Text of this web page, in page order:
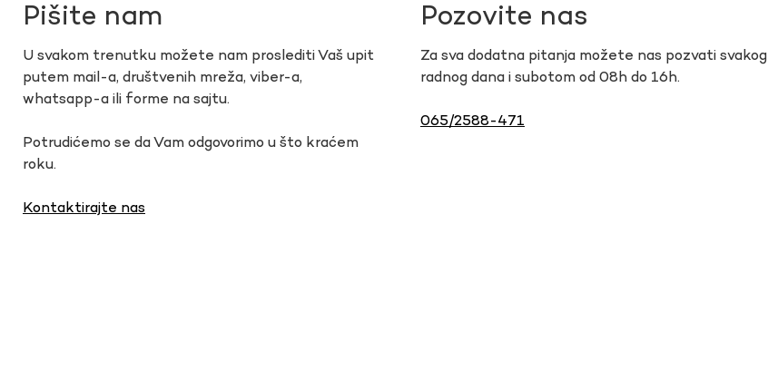
Pišite nam
U svakom trenutku možete nam proslediti Vaš upit
putem mail-a, društvenih mreža, viber-a,
whatsapp-a ili forme na sajtu.
Potrudićemo se da Vam odgovorimo u što kraćem
roku.
Kontaktirajte nas
Pozovite nas
Za sva dodatna pitanja možete nas pozvati svakog
radnog dana i subotom od 08h do 16h.
065/2588-471